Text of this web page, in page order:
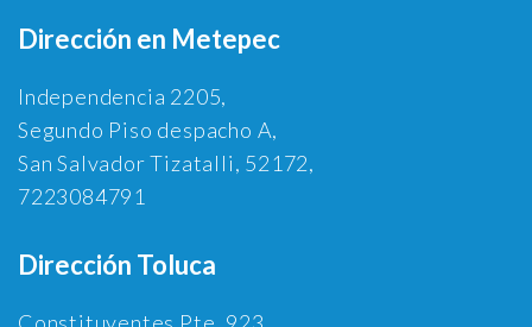
Dirección en Metepec
Independencia 2205,
Segundo Piso despacho A,
San Salvador Tizatalli, 52172,
7223084791
Dirección Toluca